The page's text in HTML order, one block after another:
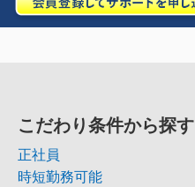
こだわり条件から探す
正社員
時短勤務可能